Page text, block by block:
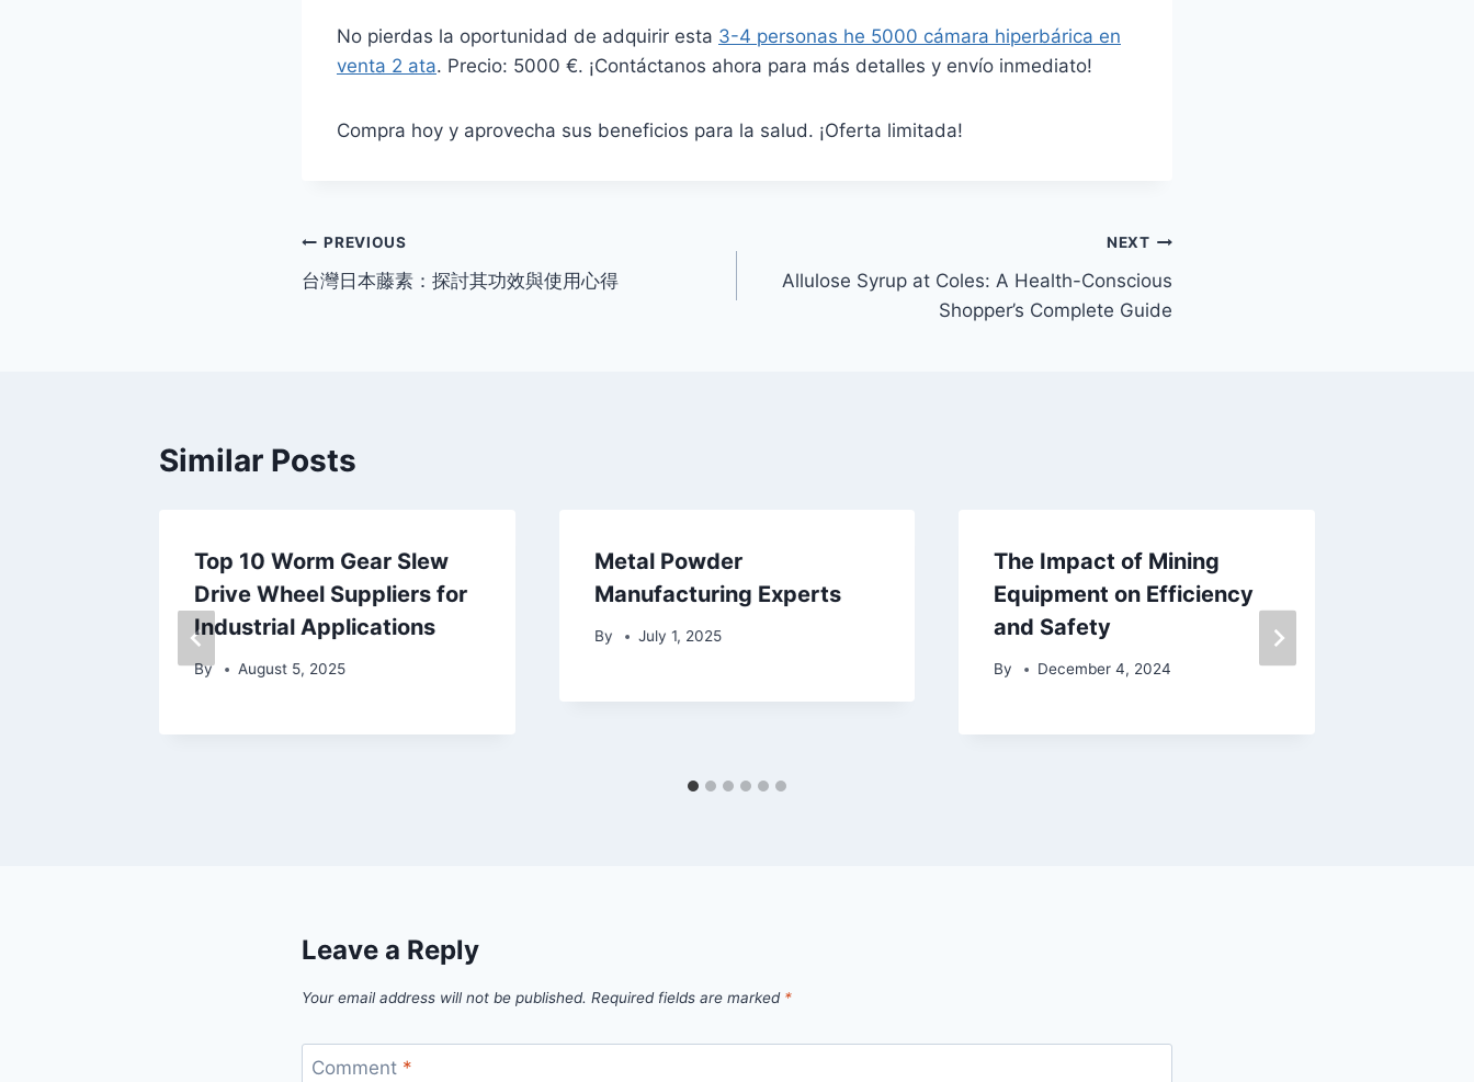
No pierdas la oportunidad de adquirir esta 3-4 personas he 5000 cámara hiperbárica en
venta 2 ata. Precio: 5000 €. ¡Contáctanos ahora para más detalles y envío inmediato!
Compra hoy y aprovecha sus beneficios para la salud. ¡Oferta limitada!
Post
navigation
PREVIOUS
台灣日本藤素：探討其功效與使用心得
NEXT
Allulose Syrup at Coles: A Health-Conscious
Shopper’s Complete Guide
Similar Posts
Top 10 Worm Gear Slew
Drive Wheel Suppliers for
Industrial Applications
By August 5, 2025
Metal Powder
Manufacturing Experts
By July 1, 2025
The Impact of Mining
Equipment on Efficiency
and Safety
By December 4, 2024
Leave a Reply
Your email address will not be published. Required fields are marked *
Comment *